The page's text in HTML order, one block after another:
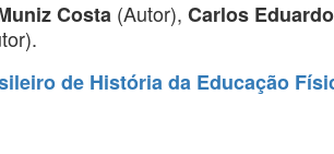
Costa (Autor), Carlos
de História da Educação